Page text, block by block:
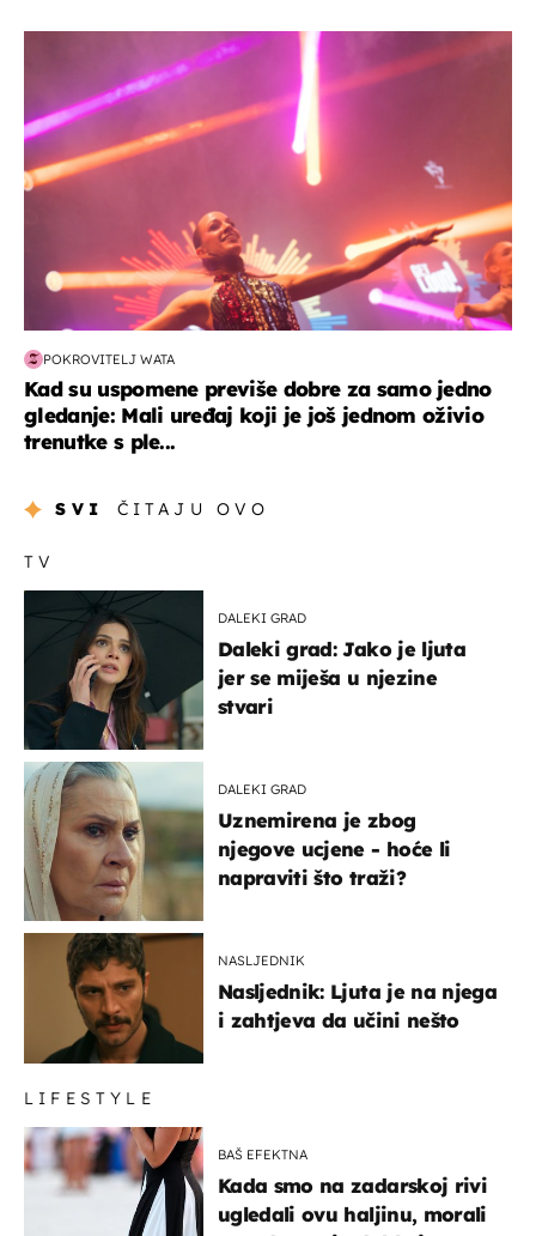
POKROVITELJ WATA
Kad su uspomene previše dobre za samo jedno
gledanje: Mali uređaj koji je još jednom oživio
trenutke s ple...
SVI ČITAJU OVO
TV
DALEKI GRAD
Daleki grad: Jako je ljuta
jer se miješa u njezine
stvari
DALEKI GRAD
Uznemirena je zbog
njegove ucjene - hoće li
napraviti što traži?
NASLJEDNIK
Nasljednik: Ljuta je na njega
i zahtjeva da učini nešto
LIFESTYLE
BAŠ EFEKTNA
Kada smo na zadarskoj rivi
ugledali ovu haljinu, morali